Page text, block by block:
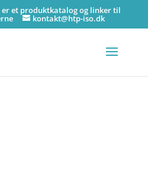
er et produktkatalog og linker til
kontakt@htp-iso.dk